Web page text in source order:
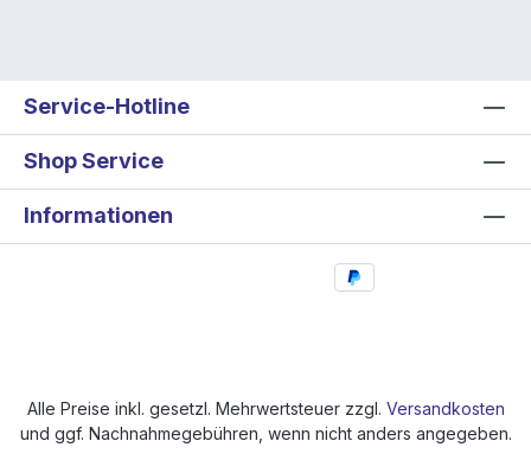
Service-Hotline
Shop Service
Informationen
Alle Preise inkl. gesetzl. Mehrwertsteuer zzgl. Versandkosten
und ggf. Nachnahmegebühren, wenn nicht anders angegeben.